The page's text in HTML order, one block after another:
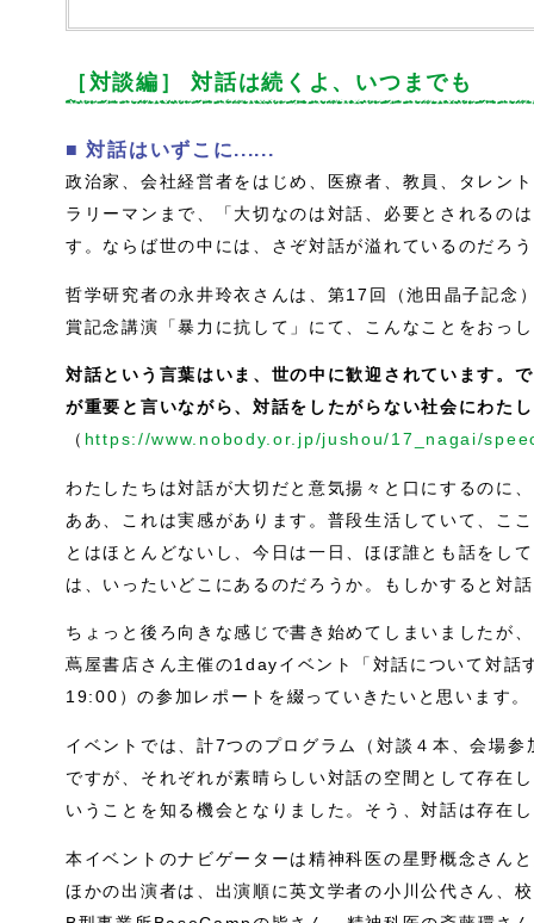
［対談編］ 対話は続くよ、いつまでも
■ 対話はいずこに......
政治家、会社経営者をはじめ、医療者、教員、タレン
ラリーマンまで、「大切なのは対話、必要とされるの
す。ならば世の中には、さぞ対話が溢れているのだろ
哲学研究者の永井玲衣さんは、第17回（池田晶子記念
賞記念講演「暴力に抗して」にて、こんなことをおっ
対話という言葉はいま、世の中に歓迎されています。
が重要と言いながら、対話をしたがらない社会にわた
（ https://www.nobody.or.jp/jushou/17_nagai/
わたしたちは対話が大切だと意気揚々と口にするのに
ああ、これは実感があります。普段生活していて、こ
とはほとんどないし、今日は一日、ほぼ誰とも話をし
は、いったいどこにあるのだろうか。もしかすると対
ちょっと後ろ向きな感じで書き始めてしまいましたが
蔦屋書店さん主催の1dayイベント「対話について対
19:00）の参加レポートを綴っていきたいと思います。
イベントでは、計7つのプログラム（対談４本、会場
ですが、それぞれが素晴らしい対話の空間として存在
いうことを知る機会となりました。そう、対話は存在
本イベントのナビゲーターは精神科医の星野概念さん
ほかの出演者は、出演順に英文学者の小川公代さん、